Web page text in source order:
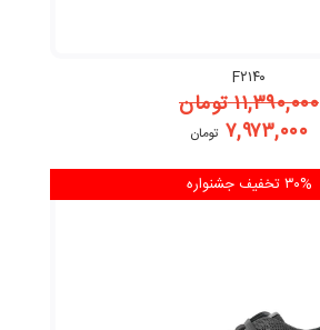
F۲۱۴۰
۱۱,۳۹۰,۰۰۰تومان
۷,۹۷۳,۰۰۰ تومان
۳۰% تخفیف جشنواره